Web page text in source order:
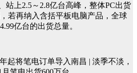
站上2.5～2.8亿台高峰，整体PC出货
若再纳入含括平板电脑产品，全球
亿台的出货总量。